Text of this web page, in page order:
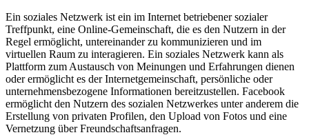
Ein soziales Netzwerk ist ein im Internet betriebener sozialer
Treffpunkt, eine Online-Gemeinschaft, die es den Nutzern in der
Regel ermöglicht, untereinander zu kommunizieren und im
virtuellen Raum zu interagieren. Ein soziales Netzwerk kann als
Plattform zum Austausch von Meinungen und Erfahrungen dienen
oder ermöglicht es der Internetgemeinschaft, persönliche oder
unternehmensbezogene Informationen bereitzustellen. Facebook
ermöglicht den Nutzern des sozialen Netzwerkes unter anderem die
Erstellung von privaten Profilen, den Upload von Fotos und eine
Vernetzung über Freundschaftsanfragen.